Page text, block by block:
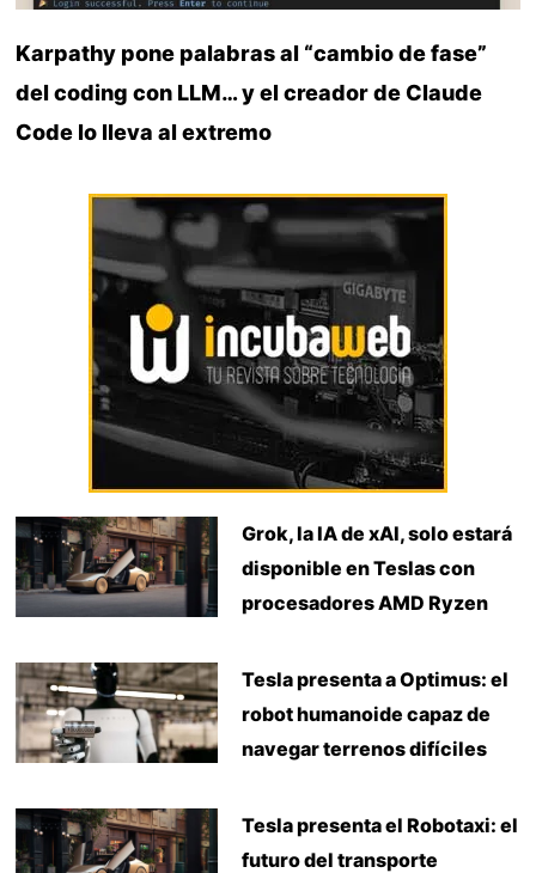
Karpathy pone palabras al “cambio de fase”
del coding con LLM… y el creador de Claude
Code lo lleva al extremo
Grok, la IA de xAI, solo estará
disponible en Teslas con
procesadores AMD Ryzen
Tesla presenta a Optimus: el
robot humanoide capaz de
navegar terrenos difíciles
Tesla presenta el Robotaxi: el
futuro del transporte